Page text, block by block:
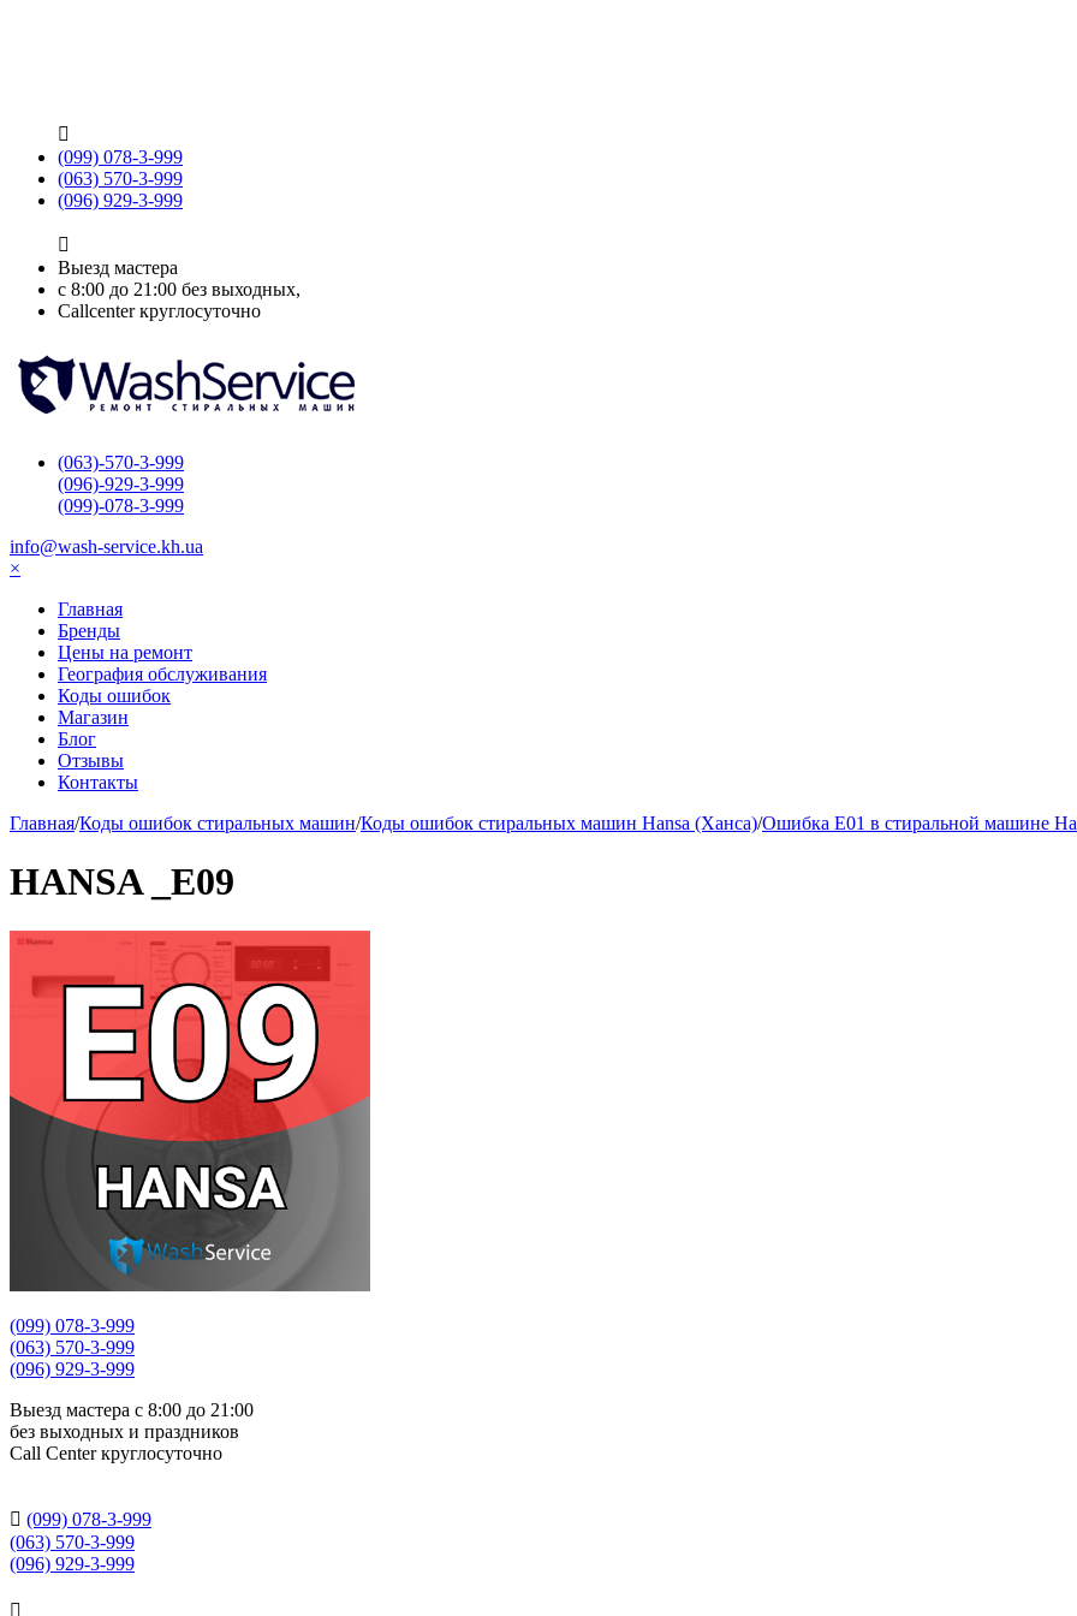

(099) 078-3-999
(063) 570-3-999
(096) 929-3-999

Выезд мастера
с 8:00 до 21:00 без выходных,
Callcenter круглосуточно
(063)-570-3-999
(096)-929-3-999
(099)-078-3-999
info@wash-service.kh.ua
×
Главная
Бренды
Цены на ремонт
География обслуживания
Коды ошибок
Магазин
Блог
Отзывы
Контакты
Главная/Коды ошибок стиральных машин/Коды ошибок стиральных машин Hansa (Ханса)/Ошибка Е01 в стиральной машине
HANSA _E09
(099) 078-3-999
(063) 570-3-999
(096) 929-3-999
Выезд мастера с 8:00 до 21:00
без выходных и праздников
Сall Сenter круглосуточно
 (099) 078-3-999
(063) 570-3-999
(096) 929-3-999
